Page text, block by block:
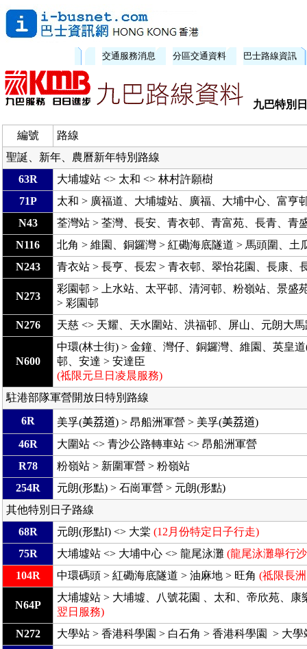
交通服務消息 分區交通資料 巴士路線資訊
九巴特別
編號
路線
聖誕、新年、農曆新年特別路線
63R
大埔墟站 <> 太和 <> 林村許願樹
71P
太和 > 廣福道、大埔墟站、廣福、大埔中心、富亨
N43
荃灣站 > 荃灣、長安、青衣邨、青富苑、長青、青
N116
北角 > 維園、銅鑼灣 > 紅磡海底隧道 > 馬頭圍、土
N243
青衣站 > 長亨、長宏 > 青衣邨、翠怡花園、長康、
N273
彩園邨 > 上水站、太平邨、清河邨、粉嶺站、景盛
> 彩園邨
N276
天慈 <> 天耀、天水圍站、洪福邨、屏山、元朗大
N600
中環(林士街) > 金鐘、灣仔、銅鑼灣、維園、英皇
邨、安達 > 安達臣
(祗限元旦日凌晨服務)
駐港部隊軍營開放日特別路線
6R
美孚(美荔道) > 昂船洲軍營 > 美孚(美荔道)
46R
大圍站 <> 青沙公路轉車站 <> 昂船洲軍營
R78
粉嶺站 > 新圍軍營 > 粉嶺站
254R
元朗(形點) > 石崗軍營 > 元朗(形點)
其他特別日子路線
68R
元朗(形點I) <> 大棠 (12月份特定日子行走)
75R
大埔墟站 <> 大埔中心 <> 龍尾泳灘 (龍尾泳灘舉行
104R
中環碼頭 > 紅磡海底隧道 > 油麻地 > 旺角 (祗限長
N64P
大埔墟站 > 大埔墟、八號花園 、太和、帝欣苑、
翌日服務)
N272
大學站 > 香港科學園 > 白石角 > 香港科學園 > 大